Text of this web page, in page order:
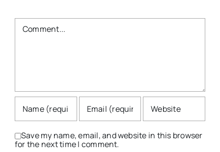
Comment
Save my name, email, and website in this browser
for the next time I comment.